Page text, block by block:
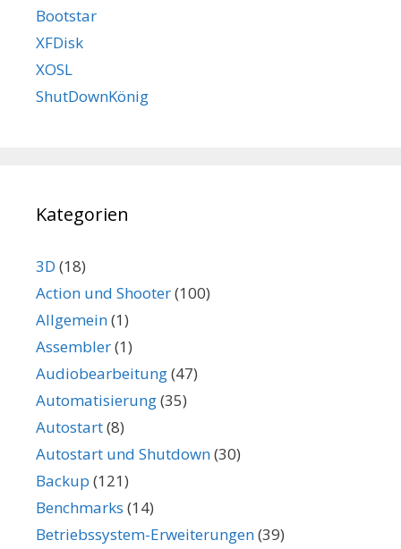
Bootstar
XFDisk
XOSL
ShutDownKönig
Kategorien
3D (18)
Action und Shooter(100)
Allgemein(1)
Assembler(1)
Audiobearbeitung(47)
Automatisierung(35)
Autostart(8)
Autostart und Shutdown(30)
Backup (121)
Benchmarks (14)
Betriebssystem-Erweiterungen(39)